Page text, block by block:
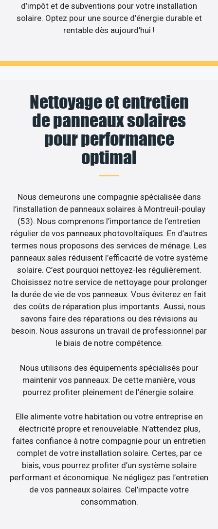
d’impôt et de subventions pour votre installation
solaire. Optez pour une source d’énergie durable et
rentable dès aujourd’hui !
Nettoyage et entretien
de panneaux solaires
pour performance
optimal
Nous demeurons une compagnie spécialisée dans
l’installation de panneaux solaires à Montreuil-poulay
(53). Nous comprenons l’importance de l’entretien
régulier de vos panneaux photovoltaïques. En d’autres
termes nous proposons des services de ménage. Les
panneaux sales réduisent l’efficacité de votre système
solaire. C’est pourquoi nettoyez-les régulièrement.
Choisissez notre service de nettoyage pour prolonger
la durée de vie de vos panneaux. Vous éviterez en fait
des coûts de réparation plus importants. Aussi, nous
savons faire des réparations ou des révisions au
besoin. Nous assurons un travail de professionnel par
le biais de notre compétence.
Nous utilisons des équipements spécialisés pour
maintenir vos panneaux. De cette manière, vous
pourrez profiter pleinement de l’énergie solaire.
Elle alimente votre habitation ou votre entreprise en
électricité propre et renouvelable. N’attendez plus,
faites confiance à notre compagnie pour un entretien
complet de votre installation solaire. Certes, par ce
biais, vous pourrez profiter d’un système solaire
performant et économique. Ne négligez pas l’entretien
de vos panneaux solaires. Cel’impacte votre
consommation.